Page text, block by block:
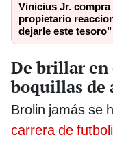
Vinicius Jr.
propietario
dejarle este tesoro"
De brillar
boquillas de
Brolin jamás se
carrera de